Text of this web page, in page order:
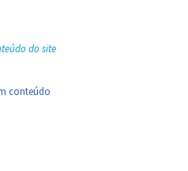
do site
conteúdo